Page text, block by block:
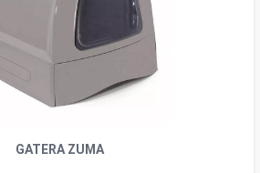
GATERA ZUMA